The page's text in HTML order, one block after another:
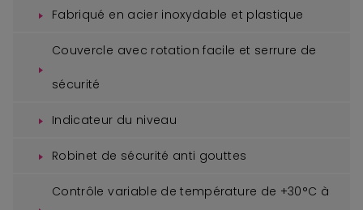
Fabriqué en acier inoxydable et plastique
Couvercle avec rotation facile et serrure de
sécurité
Indicateur du niveau
Robinet de sécurité anti gouttes
Contrôle variable de température de +30°C à